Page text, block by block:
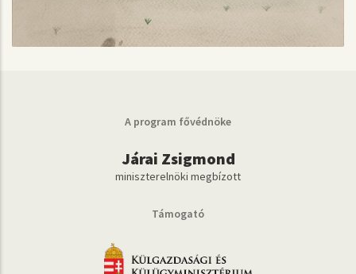
A program fővédnöke
Járai Zsigmond
miniszterelnöki megbízott
Támogató